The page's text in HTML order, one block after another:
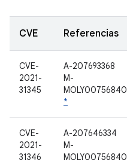
CVE Referencias
CVE-
2021-
31345
A-207693368
M-
MOLY00756840
*
CVE-
2021-
31346
A-207646334
M-
MOLY00756840